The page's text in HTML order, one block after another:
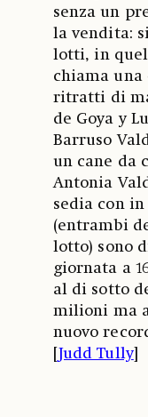
senza un
la vendita:
lotti, in
chiama una
ritratti di
de Goya y
Barruso
un cane da
Antonia
sedia con
(entrambi
lotto) sono
giornata a
al di sotto
milioni ma
nuovo
[Judd Tully]